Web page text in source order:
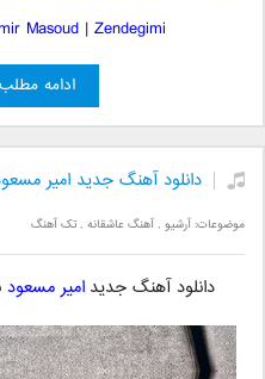
Masoud| Zendegimi
ادامه
دانلود آهنگ جدید امیر
موضوعات:آرشیو ,آهنگ عاشقانه ,تک آهنگ
دانلود آهنگ جدید امیر مسعود